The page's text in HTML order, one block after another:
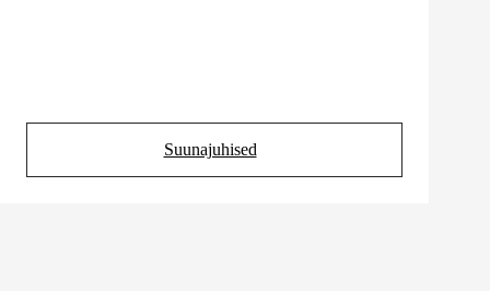
Suunajuhised
(Opens in new tab)